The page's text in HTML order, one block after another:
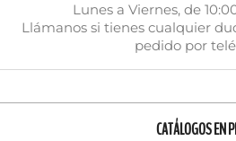
Lunes a Viernes, de
Llámanos si tienes cualquier
pedido por
CATÁLOGOS EN